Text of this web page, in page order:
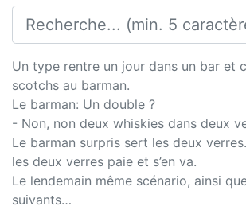
Un type rentre un jour dans un bar et
scotchs au barman.
Le barman: Un double ?
- Non, non deux whiskies dans deux
Le barman surpris sert les deux
les deux verres paie et s’en va.
Le lendemain même scénario, ainsi
suivants…